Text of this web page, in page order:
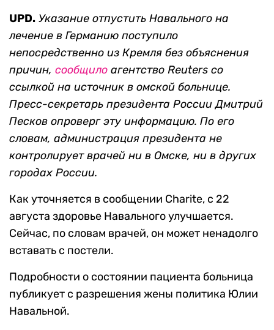
UPD. Указание отпустить Навального на
лечение в Германию поступило
непосредственно из Кремля без объяснения
причин, сообщило агентство Reuters со
ссылкой на источник в омской больнице.
Пресс-секретарь президента России Дмитрий
Песков опроверг эту информацию. По его
словам, администрация президента не
контролирует врачей ни в Омске, ни в других
городах России.
Как уточняется в сообщении Charite, с 22
августа здоровье Навального улучшается.
Сейчас, по словам врачей, он может ненадолго
вставать с постели.
Подробности о состоянии пациента больница
публикует с разрешения жены политика Юлии
Навальной.